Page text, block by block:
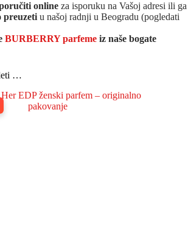
online za isporuku na Vašoj adresi ili ga
preuzeti u našoj radnji u Beogradu (pogledati
BURBERRY parfeme iz naše bogate
…